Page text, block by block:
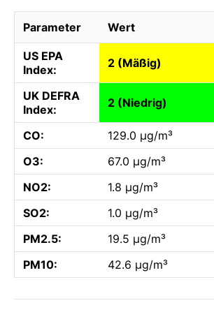
Parameter Wert
US EPA
Index:
2 (Mäßig)
UK DEFRA
Index:
2 (Niedrig)
CO:
129.0 µg/m³
O3:
67.0 µg/m³
NO2:
1.8 µg/m³
SO2:
1.0 µg/m³
PM2.5:
19.5 µg/m³
PM10:
42.6 µg/m³